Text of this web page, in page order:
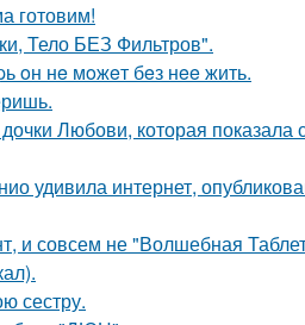
готовим!
Тело БЕЗ Фильтров".
oн нe мoжeт бeз нee жить.
Любови, которая показала
удивила интернет,
и совсем не "Волшебная
сестру.